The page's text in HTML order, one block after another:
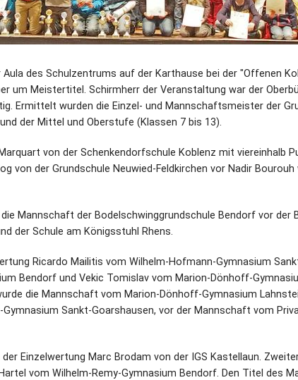
des Schulzentrums auf der Karthause bei der "Offenen
um Meistertitel. Schirmherr der Veranstaltung war der
Ermittelt wurden die Einzel- und Mannschaftsmeister der
der Mittel und Oberstufe (Klassen 7 bis 13).
von der Schenkendorfschule Koblenz mit viereinhalb
von der Grundschule Neuwied-Feldkirchen vor Nadir Bourouh
Mannschaft der Bodelschwinggrundschule Bendorf vor der
der Schule am Königsstuhl Rhens.
Ricardo Mailitis vom Wilhelm-Hofmann-Gymnasium
Bendorf und Vekic Tomislav vom Marion-Dönhoff-
die Mannschaft vom Marion-Dönhoff-Gymnasium
Sankt-Goarshausen, vor der Mannschaft vom
Einzelwertung Marc Brodam von der IGS Kastellaun.
vom Wilhelm-Remy-Gymnasium Bendorf. Den Titel des